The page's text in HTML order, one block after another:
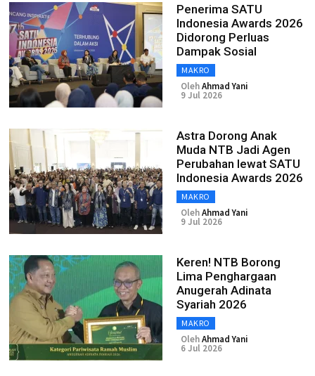
Penerima SATU
Indonesia Awards 2026
Didorong Perluas
Dampak Sosial
MAKRO
OlehAhmad Yani
9 Jul 2026
Astra Dorong Anak
Muda NTB Jadi Agen
Perubahan lewat SATU
Indonesia Awards 2026
MAKRO
OlehAhmad Yani
9 Jul 2026
Keren! NTB Borong
Lima Penghargaan
Anugerah Adinata
Syariah 2026
MAKRO
OlehAhmad Yani
6 Jul 2026